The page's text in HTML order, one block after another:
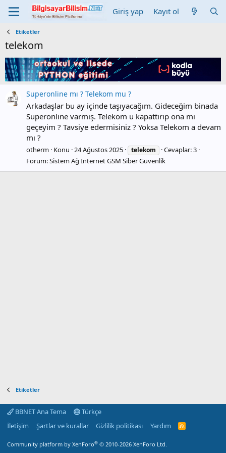
Giriş yap Kayıt ol
Etiketler
telekom
Superonline mı ? Telekom mu ?
Arkadaşlar bu ay içinde taşıyacağım. Gideceğim binada
Superonline varmış. Telekom u kapattırıp ona mı
geçeyim ? Tavsiye edermisiniz ? Yoksa Telekom a devam
mı ?
otherm Konu 24 Ağustos 2025 telekom
Cevaplar: 3
Forum:Sistem Ağ İnternet GSM Siber Güvenlik
Etiketler
BBNET Ana Tema
Türkçe
İletişim
Şartlar ve kurallar Gizlilik politikası Yardım
R
Community platform by XenForo® © 2010-2026 XenForo Ltd.